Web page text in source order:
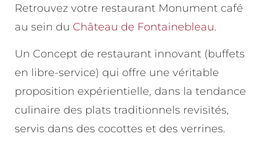
Retrouvez votre restaurant Monument café
au sein du Château de Fontainebleau.
Un Concept de restaurant innovant (buffets
en libre-service) qui offre une véritable
proposition expérientielle, dans la tendance
culinaire des plats traditionnels revisités,
servis dans des cocottes et des verrines.